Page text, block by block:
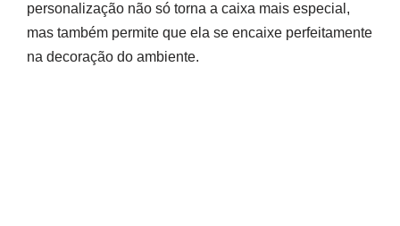
personalização não só torna a caixa mais especial,
mas também permite que ela se encaixe perfeitamente
na decoração do ambiente.